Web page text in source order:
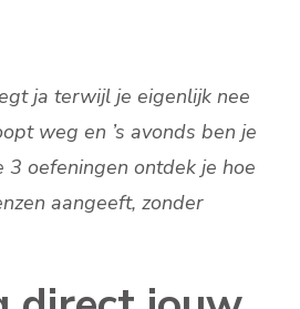
ja terwijl je eigenlijk nee
weg en ’s avonds ben je
3 oefeningen ontdek je hoe
aangeeft, zonder